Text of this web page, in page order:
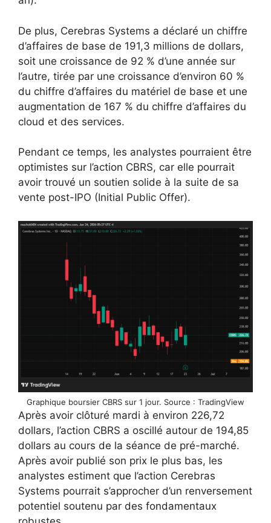
De plus, Cerebras Systems a déclaré un chiffre
d’affaires de base de 191,3 millions de dollars,
soit une croissance de 92 % d’une année sur
l’autre, tirée par une croissance d’environ 60 %
du chiffre d’affaires du matériel de base et une
augmentation de 167 % du chiffre d’affaires du
cloud et des services.
Pendant ce temps, les analystes pourraient être
optimistes sur l’action CBRS, car elle pourrait
avoir trouvé un soutien solide à la suite de sa
vente post-IPO (Initial Public Offer).
Graphique boursier CBRS sur 1 jour. Source : TradingView
Après avoir clôturé mardi à environ 226,72
dollars, l’action CBRS a oscillé autour de 194,85
dollars au cours de la séance de pré-marché.
Après avoir publié son prix le plus bas, les
analystes estiment que l’action Cerebras
Systems pourrait s’approcher d’un renversement
potentiel soutenu par des fondamentaux